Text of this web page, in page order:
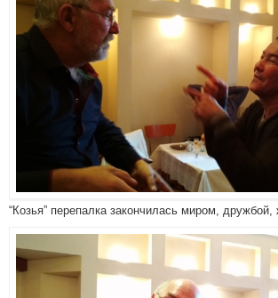
“Козья” перепалка закончилась миром, дружбой,